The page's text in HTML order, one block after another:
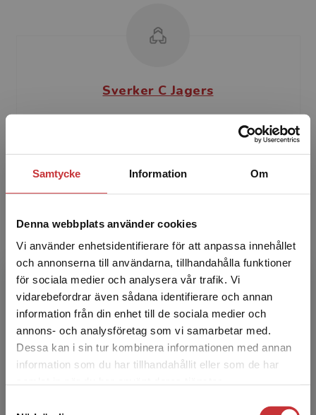
Samtycke Information Om
Denna webbplats använder cookies
Vi använder enhetsidentifierare för att anpassa innehållet
och annonserna till användarna, tillhandahålla funktioner
för sociala medier och analysera vår trafik. Vi
vidarebefordrar även sådana identifierare och annan
information från din enhet till de sociala medier och
annons- och analysföretag som vi samarbetar med.
Dessa kan i sin tur kombinera informationen med annan
information som du har tillhandahållit eller som de har
Begränsad fraktregion
Det verkar som att du besöker
studentlitteratur.se via en enhet utanför Sverige.
Vi erbjuder inte leveranser utanför Sverige. För
Sverker C Jagers
Sverker C. Jagers är professor i statsvetenskap
och föreståndare för Center for Collective
Action Research (CeCAR) vid Göteborgs
universitet. Hans ...
Simon Matti
Simon Matti är professor i statsvetenskap vid
Luleå tekniska universitet och seniorforskare